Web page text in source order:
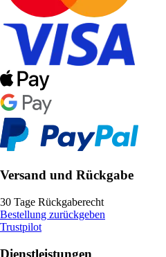
Versand und Rückgabe
30 Tage Rückgaberecht
Bestellung zurückgeben
Trustpilot
Dienstleistungen